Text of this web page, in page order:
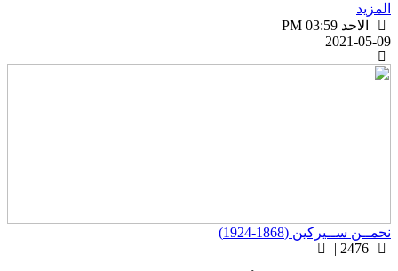
الاحد PM 03:59
2021-05-
ســيركين (1868-1924)
2476 |